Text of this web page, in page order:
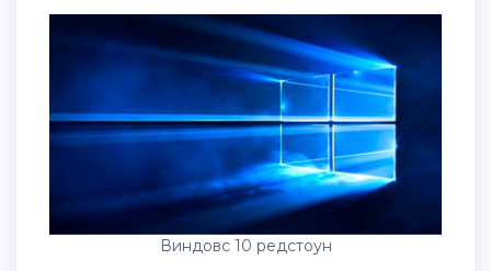
Виндовс 10 редстоун